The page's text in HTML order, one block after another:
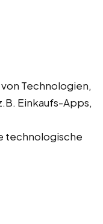
Technologien,
Einkaufs-Apps,
technologische